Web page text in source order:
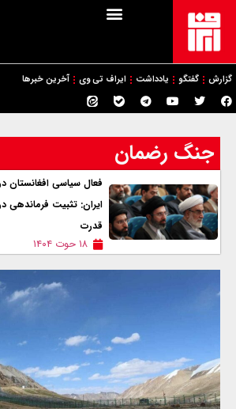
گزارش گفتگو یادداشت ایراف تی وی آخرین خبرها
جنگ رضمان
فعال سیاسی افغانستان
ایران: تثبیت فرماندهی در
قدرت
۱۸ حوت ۱۴۰۴